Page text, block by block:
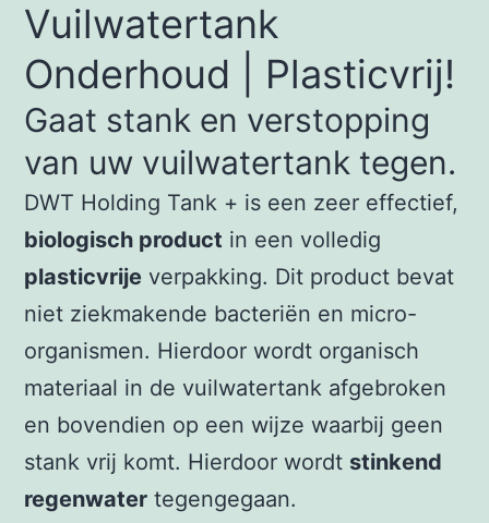
Vuilwatertank
Onderhoud | Plasticvrij!
Gaat stank en verstopping
van uw vuilwatertank tegen.
DWT Holding Tank + is een zeer effectief,
biologisch product in een volledig
plasticvrije verpakking. Dit product bevat
niet ziekmakende bacteriën en micro-
organismen. Hierdoor wordt organisch
materiaal in de vuilwatertank afgebroken
en bovendien op een wijze waarbij geen
stank vrij komt. Hierdoor wordt stinkend
regenwater tegengegaan.